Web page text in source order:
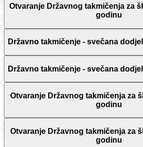
Otvaranje Državnog takmičenja za
godinu
Državno takmičenje - svečana
Državno takmičenje - svečana
Otvaranje Državnog takmičenja za
godinu
Otvaranje Državnog takmičenja za
godinu